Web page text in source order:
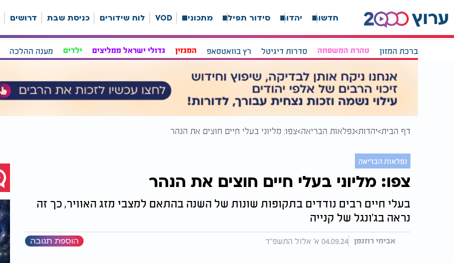
חדשות יהדות סידור תפילה מתכונים VOD לוח שידורים כניסת שבת דרושים
ברכת המזון טהרת המשפחה סדרות דיגיטל רץ בוואטסאפ המגזין גדולי ישראל ממליצים ילדים מענה ההלכה
דף הבית יהדות נפלאות הבריאה צפו: מליוני בעלי חיים חוצים את הנהר
נפלאות הבריאה
צפו: מליוני בעלי חיים חוצים את הנהר
בעלי חיים רבים נודדים בתקופות שונות של השנה בהתאם למצבי מזג האוויר, כך זה
נראה בג'ונגל של קנייה
אביחי רוזנמן 04.09.24 א' אלול התשפ"ד הוספת תגובה